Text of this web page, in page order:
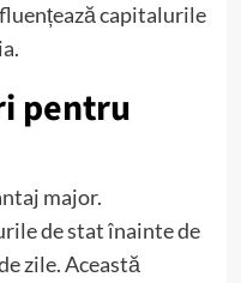
capitalurile
pentru
major.
de stat înainte de
zile. Această